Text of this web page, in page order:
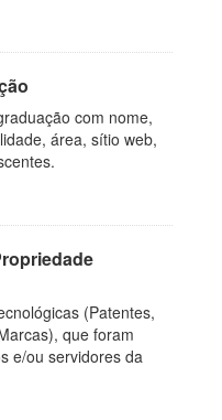
com nome,
área, sítio web,
(Patentes,
que foram
e/ou servidores da